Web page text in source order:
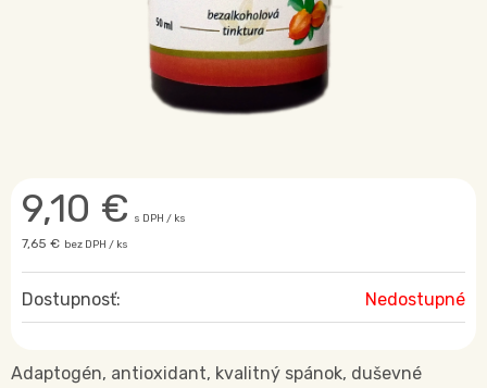
9,10 € s DPH / ks
7,65 € bez DPH / ks
Dostupnosť: Nedostupné
Adaptogén, antioxidant, kvalitný spánok, duševné